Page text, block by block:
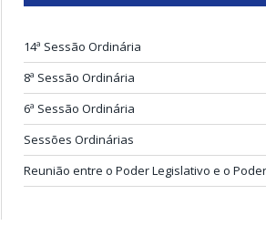
14ª Sessão Ordinária
8ª Sessão Ordinária
6ª Sessão Ordinária
Sessões Ordinárias
Reunião entre o Poder Legislativo e o